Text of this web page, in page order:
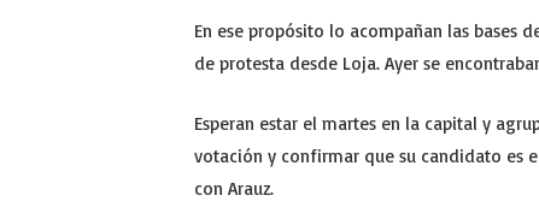
En ese propósito lo acompañan las bases
de protesta desde Loja. Ayer se
Esperan estar el martes en la capital y
votación y confirmar que su candidato es
con Arauz.